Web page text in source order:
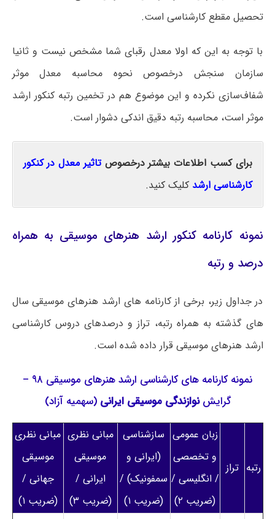
تحصیل مقطع کارشناسی است.
با توجه به این که اولا معدل رقبای شما مشخص نیست و ثانیا
سازمان سنجش درخصوص نحوه محاسبه معدل موثر
شفاف‌سازی نکرده و این موضوع هم در تخمین رتبه کنکور ارشد
موثر است، محاسبه رتبه دقیق اندکی دشوار است.
برای کسب اطلاعات بیشتر درخصوصتاثیر معدل در کنکور
کارشناسی ارشد کلیک کنید.
نمونه کارنامه کنکور ارشد هنرهای موسیقی به همراه
درصد و رتبه
در جداول زیر، برخی از کارنامه های ارشد هنرهای موسیقی سال
های گذشته به همراه رتبه، تراز و درصدهای دروس کارشناسی
ارشد هنرهای موسیقی قرار داده شده است.
نمونه کارنامه های کارشناسی ارشد هنرهای موسیقی ۹۸ –
گرایشنوازندگی موسیقی ایرانی(سهمیه آزاد)
رتبه تراز
زبان عمومی
و تخصصی
/ انگلیسی /
(ضریب ۲)
سازشناسی
(ایرانی و
سمفونیک) /
(ضریب ۱)
مبانی نظری
موسیقی
ایرانی /
(ضریب ۳)
مبانی نظری
موسیقی
جهانی /
(ضریب ۱)